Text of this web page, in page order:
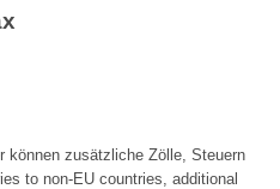
können zusätzliche Zölle, Steuern
to non-EU countries, additional